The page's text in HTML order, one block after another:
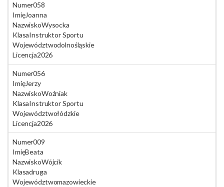
Numer058
ImięJoanna
NazwiskoWysocka
KlasaInstruktor Sportu
Województwodolnośląskie
Licencja2026
Numer056
ImięJerzy
NazwiskoWoźniak
KlasaInstruktor Sportu
Województwołódzkie
Licencja2026
Numer009
ImięBeata
NazwiskoWójcik
Klasadruga
Województwomazowieckie